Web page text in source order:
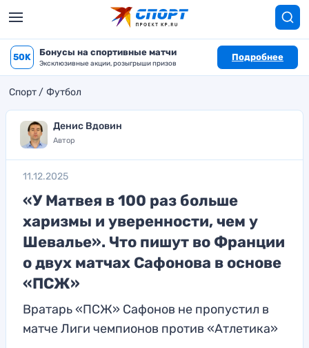
50K Бонусы на спортивные матчи
Эксклюзивные акции, розыгрыши призов
Подробнее
Спорт Футбол
Денис Вдовин
Автор
11.12.2025
«У Матвея в 100 раз больше
харизмы и уверенности, чем у
Шевалье». Что пишут во Франции
о двух матчах Сафонова в основе
«ПСЖ»
Вратарь «ПСЖ» Сафонов не пропустил в
матче Лиги чемпионов против «Атлетика»